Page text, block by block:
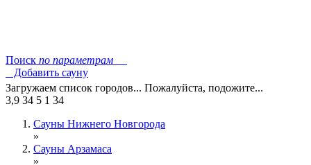
Поиск по параметрам
Добавить сауну
Загружаем список городов... Пожалуйста, подожите...
3,9 34 5 1 34
Сауны Нижнего Новгорода
»
Сауны Арзамаса
»